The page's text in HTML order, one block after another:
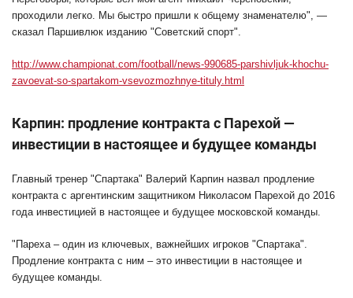
проходили легко. Мы быстро пришли к общему знаменателю", —
сказал Паршивлюк изданию "Советский спорт".
http://www.championat.com/football/news-990685-parshivljuk-khochu-
zavoevat-so-spartakom-vsevozmozhnye-tituly.html
Карпин: продление контракта с Парехой —
инвестиции в настоящее и будущее команды
Главный тренер "Спартака" Валерий Карпин назвал продление
контракта с аргентинским защитником Николасом Парехой до 2016
года инвестицией в настоящее и будущее московской команды.
"Пареха – один из ключевых, важнейших игроков "Спартака".
Продление контракта с ним – это инвестиции в настоящее и
будущее команды.